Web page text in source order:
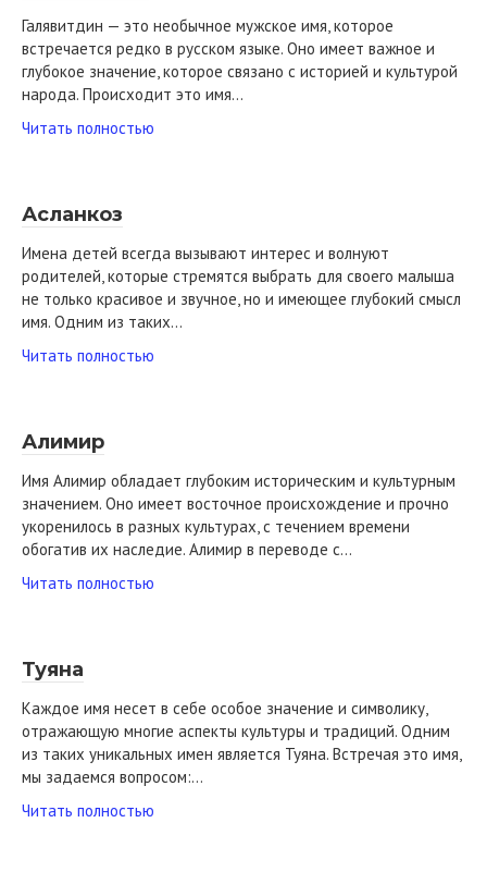
Галявитдин — это необычное мужское имя, которое
встречается редко в русском языке. Оно имеет важное и
глубокое значение, которое связано с историей и культурой
народа. Происходит это имя…
Читать полностью
Асланкоз
Имена детей всегда вызывают интерес и волнуют
родителей, которые стремятся выбрать для своего малыша
не только красивое и звучное, но и имеющее глубокий смысл
имя. Одним из таких…
Читать полностью
Алимир
Имя Алимир обладает глубоким историческим и культурным
значением. Оно имеет восточное происхождение и прочно
укоренилось в разных культурах, с течением времени
обогатив их наследие. Алимир в переводе с…
Читать полностью
Туяна
Каждое имя несет в себе особое значение и символику,
отражающую многие аспекты культуры и традиций. Одним
из таких уникальных имен является Туяна. Встречая это имя,
мы задаемся вопросом:…
Читать полностью